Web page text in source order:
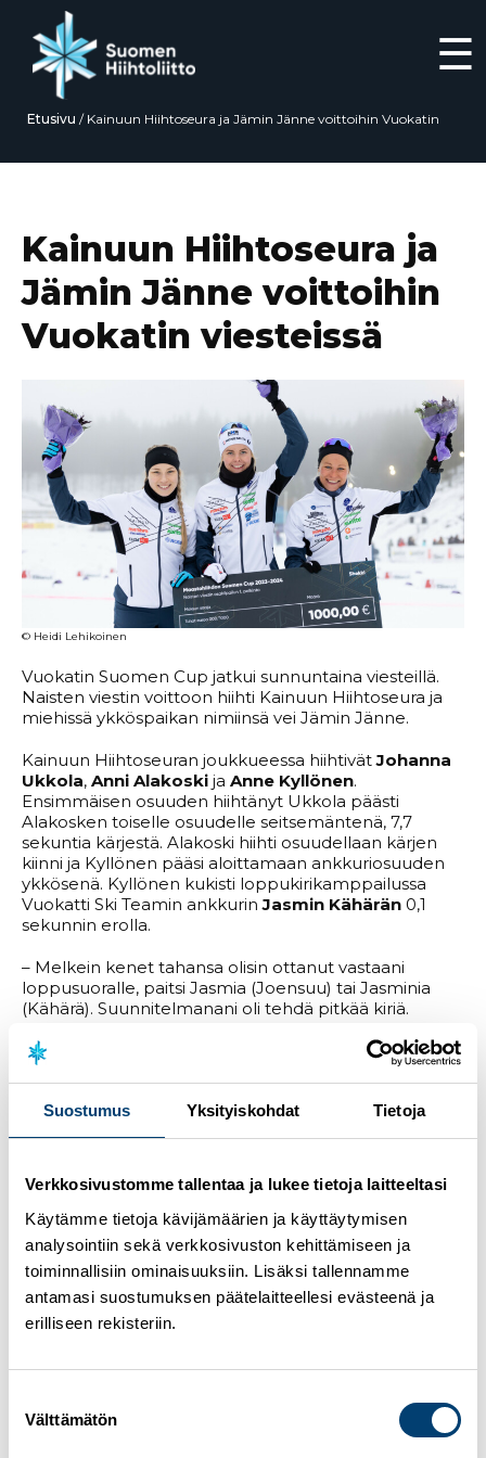
Suostumus Yksityiskohdat Tietoja
Verkkosivustomme tallentaa ja lukee tietoja laitteeltasi
Käytämme tietoja kävijämäärien ja käyttäytymisen
analysointiin sekä verkkosivuston kehittämiseen ja
toiminnallisiin ominaisuuksiin. Lisäksi tallennamme
antamasi suostumuksen päätelaitteellesi evästeenä ja
erilliseen rekisteriin.
valinta
Välttämätön
☰
Etusivu / Kainuun Hiihtoseura ja Jämin Jänne voittoihin Vuokatin
Kainuun Hiihtoseura ja
Jämin Jänne voittoihin
Vuokatin viesteissä
© Heidi Lehikoinen
Vuokatin Suomen Cup jatkui sunnuntaina viesteillä.
Naisten viestin voittoon hiihti Kainuun Hiihtoseura ja
miehissä ykköspaikan nimiinsä vei Jämin Jänne.
Kainuun Hiihtoseuran joukkueessa hiihtivätJohanna
Ukkola, Anni Alakoski ja Anne Kyllönen.
Ensimmäisen osuuden hiihtänyt Ukkola päästi
Alakosken toiselle osuudelle seitsemäntenä, 7,7
sekuntia kärjestä. Alakoski hiihti osuudellaan kärjen
kiinni ja Kyllönen pääsi aloittamaan ankkuriosuuden
ykkösenä. Kyllönen kukisti loppukirikamppailussa
Vuokatti Ski Teamin ankkurinJasmin Kähärän 0,1
sekunnin erolla.
– Melkein kenet tahansa olisin ottanut vastaani
loppusuoralle, paitsi Jasmia (Joensuu) tai Jasminia
(Kähärä). Suunnitelmanani oli tehdä pitkää kiriä.
kunnon kurotusta, naurahti kilpailun lopulta monon
mitalla joukkueelleen ratkaissut
Toiseksi hiihtäneessä Vuokatti Ski Teamissä hiihtivät
Kähärän lisäksiKatri LylynperäjaVilma Nissinen.
Joukkueessa hiihtivätEeva Haasanen, Rebecca
ImmonenjaJasmi Joensuu.
Tulokset kokonaisuudessaan
Miesten kilpailun kärkisijat ratkottiin viimeisellä
kierroksella. Jämin JänteenLauri Lepistöankkuroi
joukkueensa lopulta voittoon ja eroa toiseksi
Toiseksi hiihtänyt Imatran Urheilijat jäi ensimmäisellä